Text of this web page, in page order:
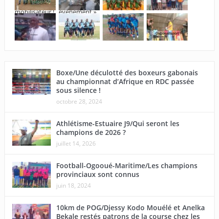
Boxe/Une déculotté des boxeurs gabonais
au championnat d’Afrique en RDC passée
sous silence !
octobre 28, 2024
Athlétisme-Estuaire J9/Qui seront les
champions de 2026 ?
juillet 14, 2026
Football-Ogooué-Maritime/Les champions
provinciaux sont connus
juin 18, 2024
10km de POG/Djessy Kodo Mouélé et Anelka
Bekale restés patrons de la course chez les